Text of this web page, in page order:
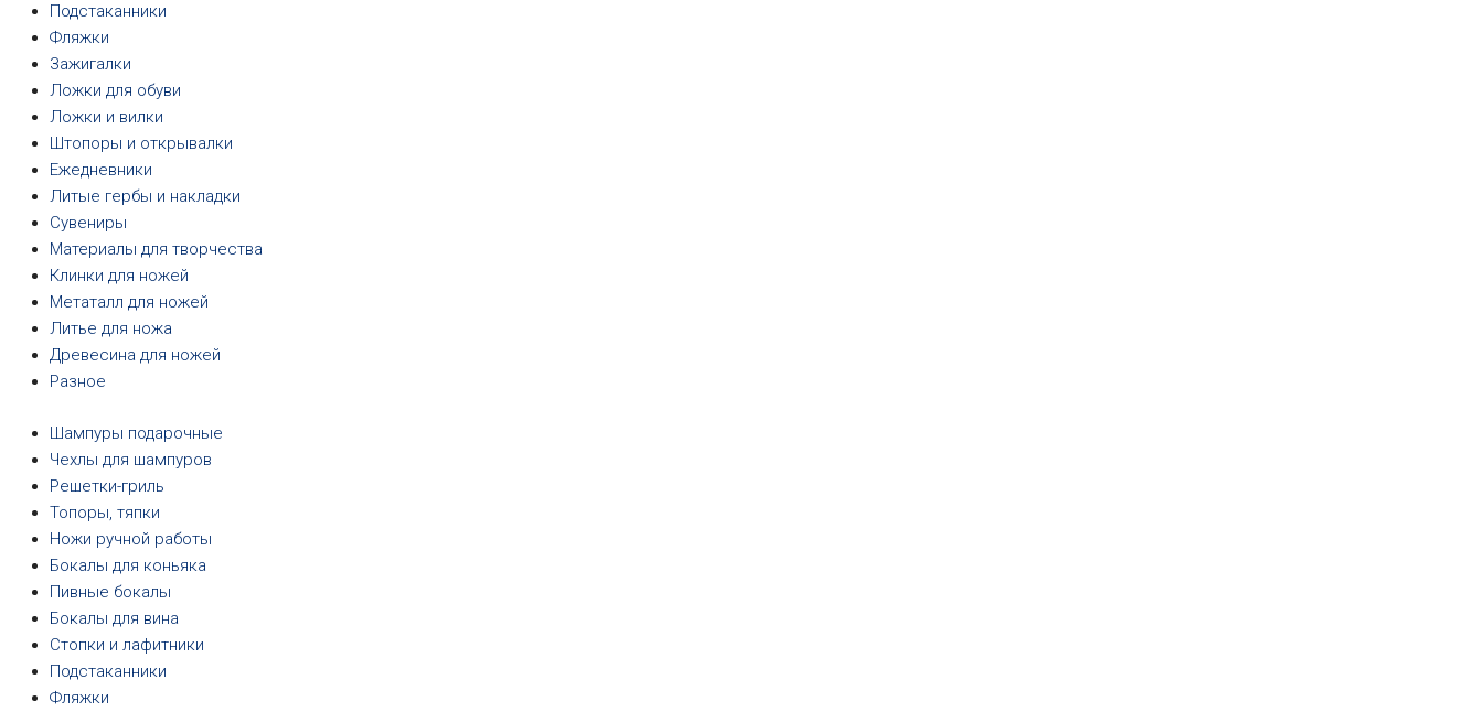
Подстаканники
Фляжки
Зажигалки
Ложки для обуви
Ложки и вилки
Штопоры и открывалки
Ежедневники
Литые гербы и накладки
Сувениры
Материалы для творчества
Клинки для ножей
Метаталл для ножей
Литье для ножа
Древесина для ножей
Разное
Шампуры подарочные
Чехлы для шампуров
Решетки-гриль
Топоры, тяпки
Ножи ручной работы
Бокалы для коньяка
Пивные бокалы
Бокалы для вина
Стопки и лафитники
Подстаканники
Фляжки